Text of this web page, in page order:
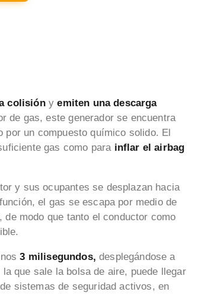
colisiónyemiten una descarga
de gas, este generador se encuentra
un compuesto químico solido. El
gas como para inflar el airbag
y sus ocupantes se desplazan hacia
el gas se escapa por medio de
modo que tanto el conductor como
3 milisegundos,desplegándose a
que sale la bolsa de aire, puede llegar
sistemas de seguridad activos, en